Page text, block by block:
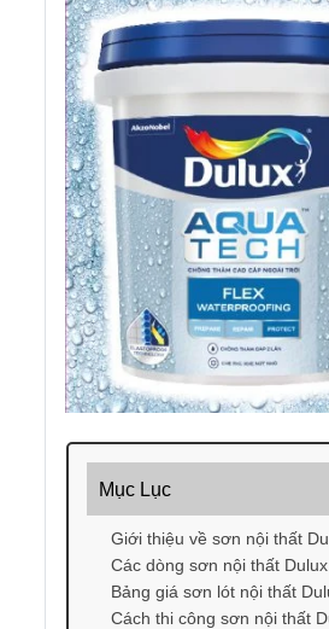
Mục Lục
Giới thiệu về sơn nội thất
Các dòng sơn nội thất
Bảng giá sơn lót nội thất
Cách thi công sơn nội thất